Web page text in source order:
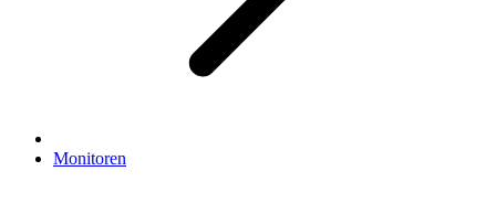
Monitoren